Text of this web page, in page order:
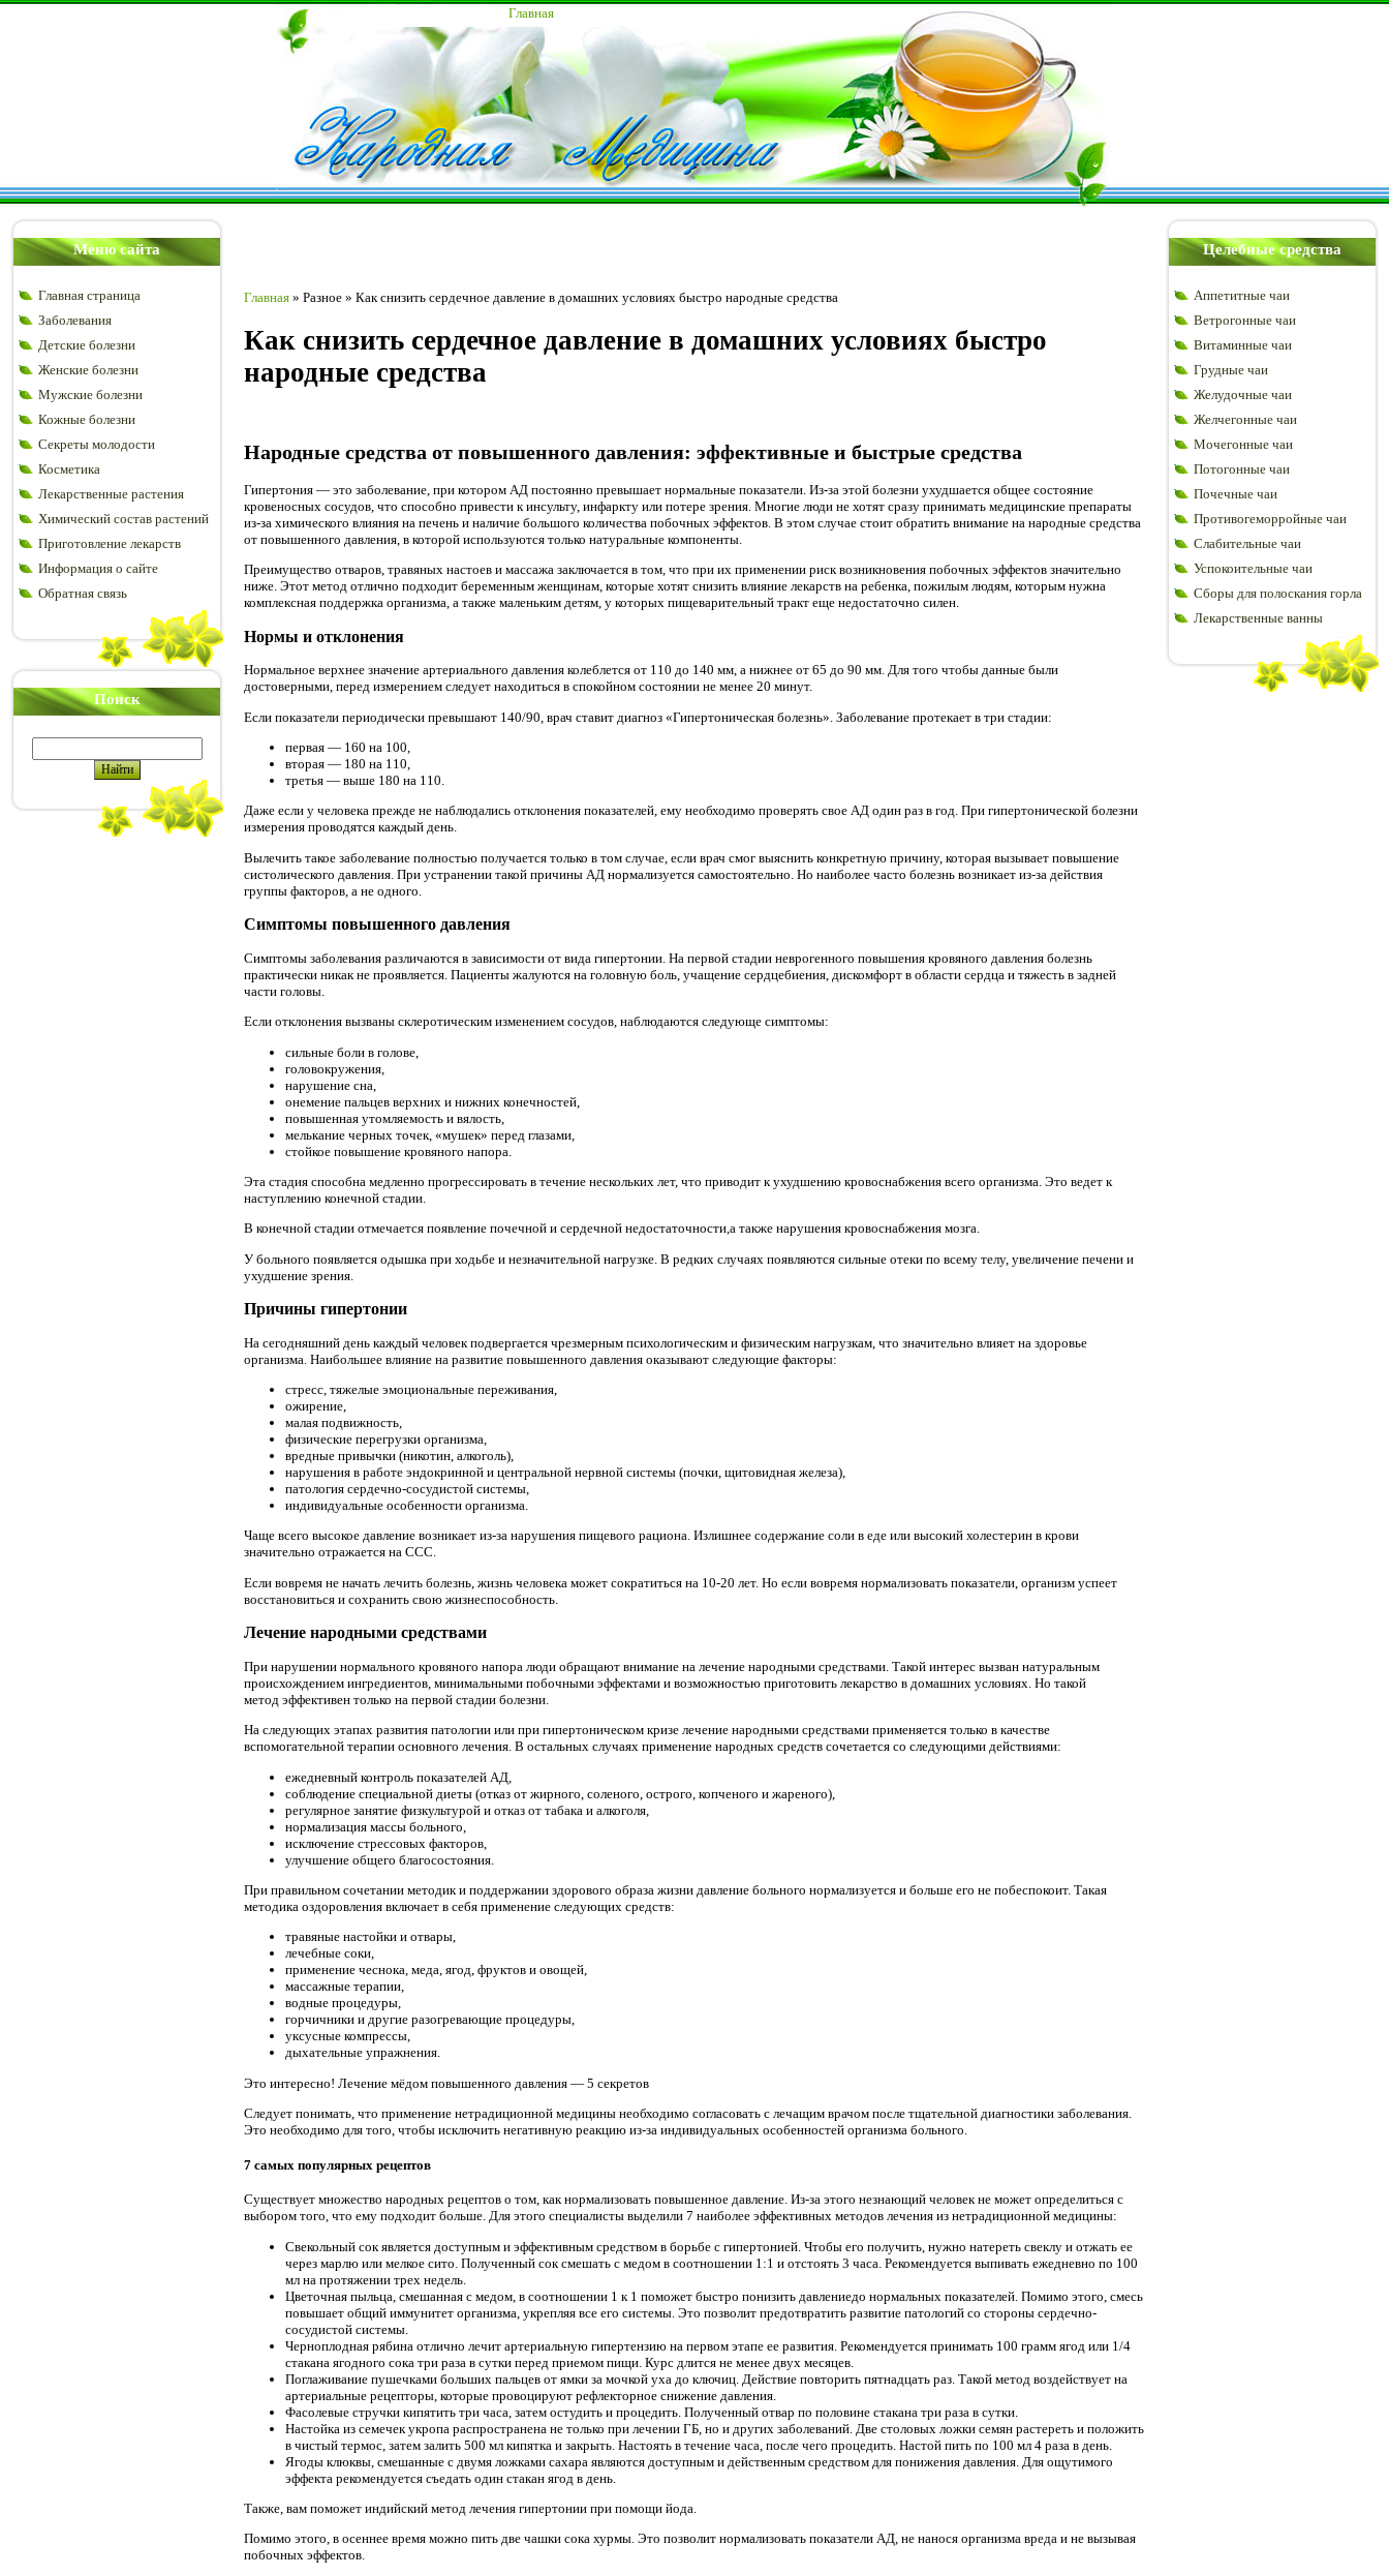
Главная
Меню сайта
Главная страница
Заболевания
Детские болезни
Женские болезни
Мужские болезни
Кожные болезни
Секреты молодости
Косметика
Лекарственные растения
Химический состав растений
Приготовление лекарств
Информация о сайте
Обратная связь
Поиск
Главная » Разное » Как снизить сердечное давление в домашних условиях быстро народные средства
Как снизить сердечное давление в домашних условиях быстро
народные средства
Народные средства от повышенного давления: эффективные и быстрые средства
Гипертония — это заболевание, при котором АД постоянно превышает нормальные показатели. Из-за этой болезни ухудшается общее состояние
кровеносных сосудов, что способно привести к инсульту, инфаркту или потере зрения. Многие люди не хотят сразу принимать медицинские препараты
из-за химического влияния на печень и наличие большого количества побочных эффектов. В этом случае стоит обратить внимание на народные средства
от повышенного давления, в которой используются только натуральные компоненты.
Преимущество отваров, травяных настоев и массажа заключается в том, что при их применении риск возникновения побочных эффектов значительно
ниже. Этот метод отлично подходит беременным женщинам, которые хотят снизить влияние лекарств на ребенка, пожилым людям, которым нужна
комплексная поддержка организма, а также маленьким детям, у которых пищеварительный тракт еще недостаточно силен.
Нормы и отклонения
Нормальное верхнее значение артериального давления колеблется от 110 до 140 мм, а нижнее от 65 до 90 мм. Для того чтобы данные были
достоверными, перед измерением следует находиться в спокойном состоянии не менее 20 минут.
Если показатели периодически превышают 140/90, врач ставит диагноз «Гипертоническая болезнь». Заболевание протекает в три стадии:
первая — 160 на 100,
вторая — 180 на 110,
третья — выше 180 на 110.
Даже если у человека прежде не наблюдались отклонения показателей, ему необходимо проверять свое АД один раз в год. При гипертонической болезни
измерения проводятся каждый день.
Вылечить такое заболевание полностью получается только в том случае, если врач смог выяснить конкретную причину, которая вызывает повышение
систолического давления. При устранении такой причины АД нормализуется самостоятельно. Но наиболее часто болезнь возникает из-за действия
группы факторов, а не одного.
Симптомы повышенного давления
Симптомы заболевания различаются в зависимости от вида гипертонии. На первой стадии неврогенного повышения кровяного давления болезнь
практически никак не проявляется. Пациенты жалуются на головную боль, учащение сердцебиения, дискомфорт в области сердца и тяжесть в задней
части головы.
Если отклонения вызваны склеротическим изменением сосудов, наблюдаются следующе симптомы:
сильные боли в голове,
головокружения,
нарушение сна,
онемение пальцев верхних и нижних конечностей,
повышенная утомляемость и вялость,
мелькание черных точек, «мушек» перед глазами,
стойкое повышение кровяного напора.
Эта стадия способна медленно прогрессировать в течение нескольких лет, что приводит к ухудшению кровоснабжения всего организма. Это ведет к
наступлению конечной стадии.
В конечной стадии отмечается появление почечной и сердечной недостаточности,а также нарушения кровоснабжения мозга.
У больного появляется одышка при ходьбе и незначительной нагрузке. В редких случаях появляются сильные отеки по всему телу, увеличение печени и
ухудшение зрения.
Причины гипертонии
На сегодняшний день каждый человек подвергается чрезмерным психологическим и физическим нагрузкам, что значительно влияет на здоровье
организма. Наибольшее влияние на развитие повышенного давления оказывают следующие факторы:
стресс, тяжелые эмоциональные переживания,
ожирение,
малая подвижность,
физические перегрузки организма,
вредные привычки (никотин, алкоголь),
нарушения в работе эндокринной и центральной нервной системы (почки, щитовидная железа),
патология сердечно-сосудистой системы,
индивидуальные особенности организма.
Чаще всего высокое давление возникает из-за нарушения пищевого рациона. Излишнее содержание соли в еде или высокий холестерин в крови
значительно отражается на ССС.
Если вовремя не начать лечить болезнь, жизнь человека может сократиться на 10-20 лет. Но если вовремя нормализовать показатели, организм успеет
восстановиться и сохранить свою жизнеспособность.
Лечение народными средствами
При нарушении нормального кровяного напора люди обращают внимание на лечение народными средствами. Такой интерес вызван натуральным
происхождением ингредиентов, минимальными побочными эффектами и возможностью приготовить лекарство в домашних условиях. Но такой
метод эффективен только на первой стадии болезни.
На следующих этапах развития патологии или при гипертоническом кризе лечение народными средствами применяется только в качестве
вспомогательной терапии основного лечения. В остальных случаях применение народных средств сочетается со следующими действиями:
ежедневный контроль показателей АД,
соблюдение специальной диеты (отказ от жирного, соленого, острого, копченого и жареного),
регулярное занятие физкультурой и отказ от табака и алкоголя,
нормализация массы больного,
исключение стрессовых факторов,
улучшение общего благосостояния.
При правильном сочетании методик и поддержании здорового образа жизни давление больного нормализуется и больше его не побеспокоит. Такая
методика оздоровления включает в себя применение следующих средств:
травяные настойки и отвары,
лечебные соки,
применение чеснока, меда, ягод, фруктов и овощей,
массажные терапии,
водные процедуры,
горчичники и другие разогревающие процедуры,
уксусные компрессы,
дыхательные упражнения.
Это интересно! Лечение мёдом повышенного давления — 5 секретов
Следует понимать, что применение нетрадиционной медицины необходимо согласовать с лечащим врачом после тщательной диагностики заболевания.
Это необходимо для того, чтобы исключить негативную реакцию из-за индивидуальных особенностей организма больного.
7 самых популярных рецептов
Существует множество народных рецептов о том, как нормализовать повышенное давление. Из-за этого незнающий человек не может определиться с
выбором того, что ему подходит больше. Для этого специалисты выделили 7 наиболее эффективных методов лечения из нетрадиционной медицины:
Свекольный сок является доступным и эффективным средством в борьбе с гипертонией. Чтобы его получить, нужно натереть свеклу и отжать ее
через марлю или мелкое сито. Полученный сок смешать с медом в соотношении 1:1 и отстоять 3 часа. Рекомендуется выпивать ежедневно по 100
мл на протяжении трех недель.
Цветочная пыльца, смешанная с медом, в соотношении 1 к 1 поможет быстро понизить давлениедо нормальных показателей. Помимо этого, смесь
повышает общий иммунитет организма, укрепляя все его системы. Это позволит предотвратить развитие патологий со стороны сердечно-
сосудистой системы.
Черноплодная рябина отлично лечит артериальную гипертензию на первом этапе ее развития. Рекомендуется принимать 100 грамм ягод или 1/4
стакана ягодного сока три раза в сутки перед приемом пищи. Курс длится не менее двух месяцев.
Поглаживание пушечками больших пальцев от ямки за мочкой уха до ключиц. Действие повторить пятнадцать раз. Такой метод воздействует на
артериальные рецепторы, которые провоцируют рефлекторное снижение давления.
Фасолевые стручки кипятить три часа, затем остудить и процедить. Полученный отвар по половине стакана три раза в сутки.
Настойка из семечек укропа распространена не только при лечении ГБ, но и других заболеваний. Две столовых ложки семян растереть и положить
в чистый термос, затем залить 500 мл кипятка и закрыть. Настоять в течение часа, после чего процедить. Настой пить по 100 мл 4 раза в день.
Ягоды клюквы, смешанные с двумя ложками сахара являются доступным и действенным средством для понижения давления. Для ощутимого
эффекта рекомендуется съедать один стакан ягод в день.
Также, вам поможет индийский метод лечения гипертонии при помощи йода.
Помимо этого, в осеннее время можно пить две чашки сока хурмы. Это позволит нормализовать показатели АД, не нанося организма вреда и не вызывая
побочных эффектов.
Целебные средства
Аппетитные чаи
Ветрогонные чаи
Витаминные чаи
Грудные чаи
Желудочные чаи
Желчегонные чаи
Мочегонные чаи
Потогонные чаи
Почечные чаи
Противогеморройные чаи
Слабительные чаи
Успокоительные чаи
Сборы для полоскания горла
Лекарственные ванны